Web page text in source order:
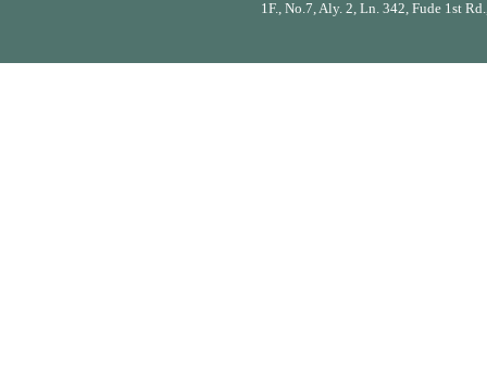
1F., No.7, Aly. 2, Ln. 342, Fude 1st